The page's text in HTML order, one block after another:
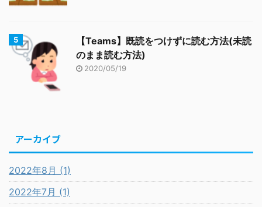
【Teams】既読をつけずに読む方法(未読
のまま読む方法)
2020/05/19
アーカイブ
2022年8月 (1)
2022年7月 (1)